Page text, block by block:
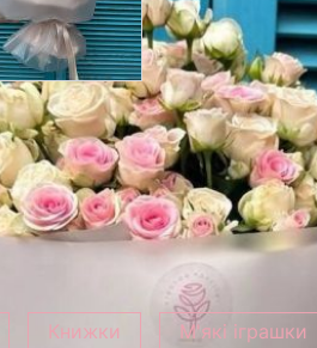
букету
Книжки М'які іграшки